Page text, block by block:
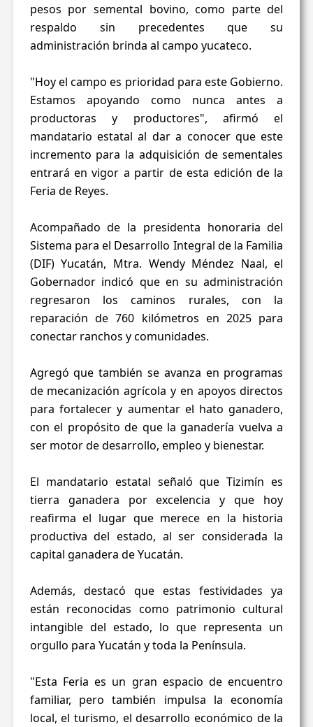
pesos por semental bovino, como parte del
respaldo sin precedentes que su
administración brinda al campo yucateco.
"Hoy el campo es prioridad para este Gobierno.
Estamos apoyando como nunca antes a
productoras y productores", afirmó el
mandatario estatal al dar a conocer que este
incremento para la adquisición de sementales
entrará en vigor a partir de esta edición de la
Feria de Reyes.
Acompañado de la presidenta honoraria del
Sistema para el Desarrollo Integral de la Familia
(DIF) Yucatán, Mtra. Wendy Méndez Naal, el
Gobernador indicó que en su administración
regresaron los caminos rurales, con la
reparación de 760 kilómetros en 2025 para
conectar ranchos y comunidades.
Agregó que también se avanza en programas
de mecanización agrícola y en apoyos directos
para fortalecer y aumentar el hato ganadero,
con el propósito de que la ganadería vuelva a
ser motor de desarrollo, empleo y bienestar.
El mandatario estatal señaló que Tizimín es
tierra ganadera por excelencia y que hoy
reafirma el lugar que merece en la historia
productiva del estado, al ser considerada la
capital ganadera de Yucatán.
Además, destacó que estas festividades ya
están reconocidas como patrimonio cultural
intangible del estado, lo que representa un
orgullo para Yucatán y toda la Península.
"Esta Feria es un gran espacio de encuentro
familiar, pero también impulsa la economía
local, el turismo, el desarrollo económico de la